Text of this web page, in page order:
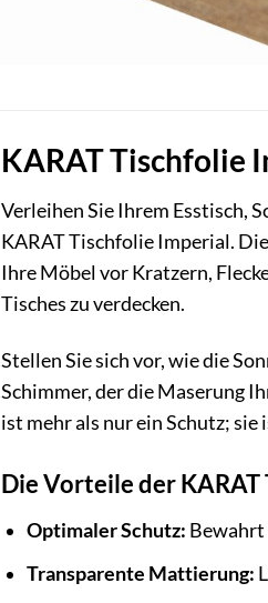
KARAT Tischfolie
Verleihen Sie Ihrem Esstisch,
KARAT Tischfolie Imperial.
Ihre Möbel vor Kratzern,
Tisches zu verdecken.
Stellen Sie sich vor, wie die
Schimmer, der die Maserung
ist mehr als nur ein Schutz;
Die Vorteile der
Optimaler Schutz: Bewahrt
Transparente Mattierung: